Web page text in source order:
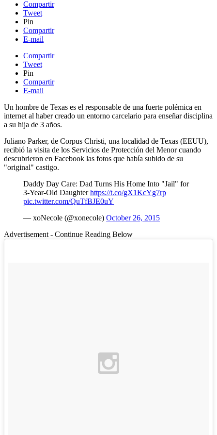
Compartir
Tweet
Pin
Compartir
E-mail
Compartir
Tweet
Pin
Compartir
E-mail
Un hombre de Texas es el responsable de una fuerte polémica en
internet al haber creado un entorno carcelario para enseñar disciplina
a su hija de 3 años.
Juliano Parker, de Corpus Christi, una localidad de Texas (EEUU),
recibió la visita de los Servicios de Protección del Menor cuando
descubrieron en Facebook las fotos que había subido de su
"original" castigo.
Daddy Day Care: Dad Turns His Home Into "Jail" for
3-Year-Old Daughterhttps://t.co/gX1KcYg7rp
pic.twitter.com/QuTfBJE0uY
— xoNecole (@xonecole) October 26, 2015
Advertisement - Continue Reading Below